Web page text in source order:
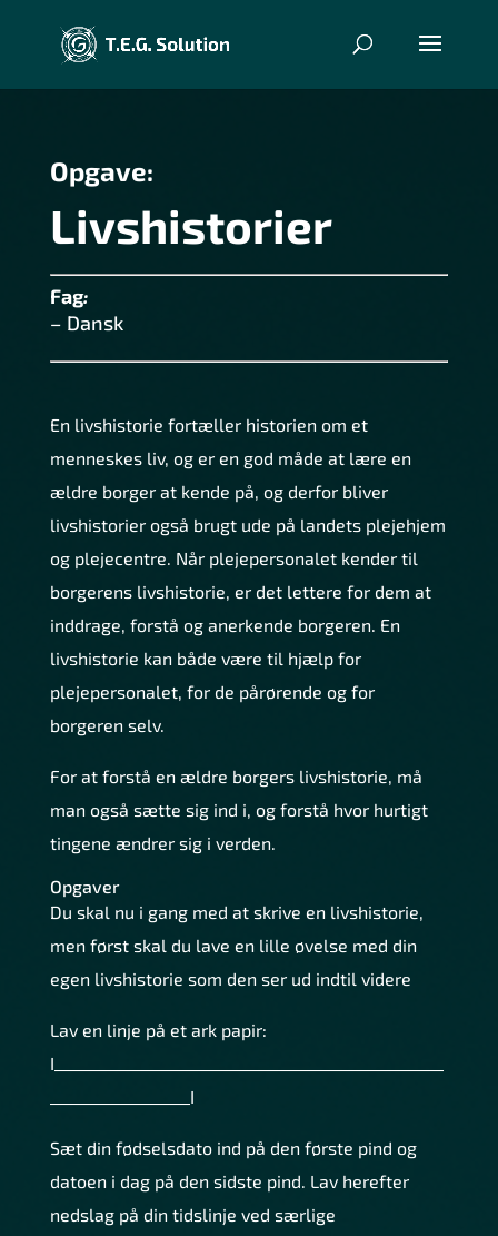
Opgave:
Livshistorier
Fag:
– Dansk
En livshistorie fortæller historien om et
menneskes liv, og er en god måde at lære en
ældre borger at kende på, og derfor bliver
livshistorier også brugt ude på landets plejehjem
og plejecentre. Når plejepersonalet kender til
borgerens livshistorie, er det lettere for dem at
inddrage, forstå og anerkende borgeren. En
livshistorie kan både være til hjælp for
plejepersonalet, for de pårørende og for
borgeren selv.
For at forstå en ældre borgers livshistorie, må
man også sætte sig ind i, og forstå hvor hurtigt
tingene ændrer sig i verden.
Opgaver
Du skal nu i gang med at skrive en livshistorie,
men først skal du lave en lille øvelse med din
egen livshistorie som den ser ud indtil videre
Lav en linje på et ark papir:
I__________________________________________________
__________________I
Sæt din fødselsdato ind på den første pind og
datoen i dag på den sidste pind. Lav herefter
nedslag på din tidslinje ved særlige